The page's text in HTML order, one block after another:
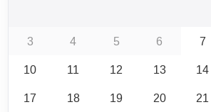
3
4 5 6 7
10
11 12 13 14
17
18 19 20 21